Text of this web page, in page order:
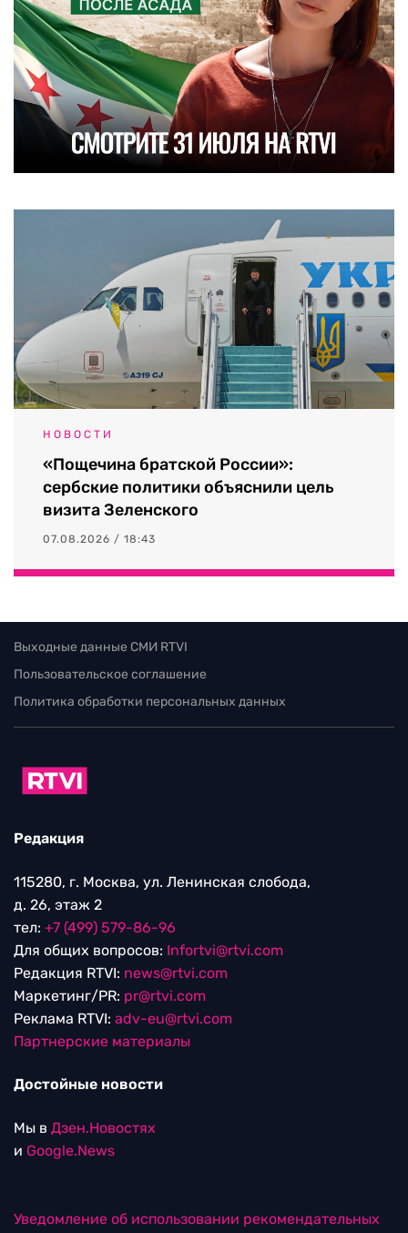
НОВОСТИ
«Пощечина братской России»:
сербские политики объяснили цель
визита Зеленского
07.08.2026 / 18:43
Выходные данные СМИ RTVI
Пользовательское соглашение
Политика обработки персональных данных
Редакция
115280, г. Москва, ул. Ленинская слобода,
д. 26, этаж 2
тел: +7 (499) 579-86-96
Для общих вопросов: Infortvi@rtvi.com
Редакция RTVI: news@rtvi.com
Маркетинг/PR: pr@rtvi.com
Реклама RTVI: adv-eu@rtvi.com
Партнерские материалы
Достойные новости
Мы в Дзен.Новостях
и Google.News
Уведомление об использовании рекомендательных